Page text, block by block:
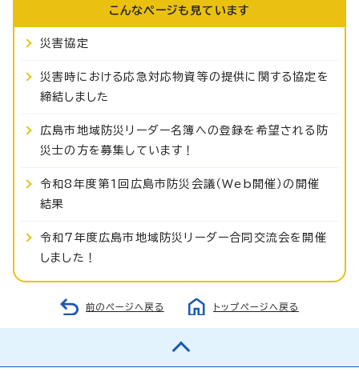
こんなページも見ています
災害協定
災害時における応急対応物資等の提供に関する協定を
締結しました
広島市地域防災リーダー名簿への登録を希望される防
災士の方を募集しています！
令和8年度第1回広島市防災会議（Web開催）の開催
結果
令和7年度広島市地域防災リーダー合同交流会を開催
しました！
前のページへ戻る トップページへ戻る